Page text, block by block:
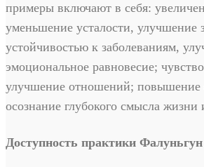
примеры включают в себя:
уменьшение усталости, улучшение
устойчивостью к заболеваниям,
эмоциональное равновесие;
улучшение отношений; повышение
осознание глубокого смысла жизни
Доступность практики Фалуньгун